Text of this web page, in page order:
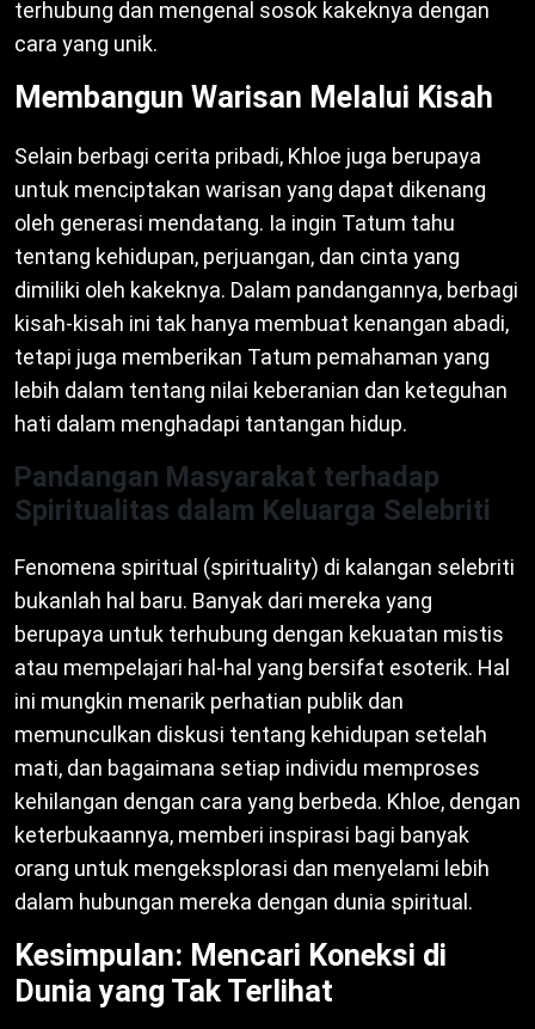
terhubung dan mengenal sosok kakeknya dengan
cara yang unik.
Membangun Warisan Melalui Kisah
Selain berbagi cerita pribadi, Khloe juga berupaya
untuk menciptakan warisan yang dapat dikenang
oleh generasi mendatang. Ia ingin Tatum tahu
tentang kehidupan, perjuangan, dan cinta yang
dimiliki oleh kakeknya. Dalam pandangannya, berbagi
kisah-kisah ini tak hanya membuat kenangan abadi,
tetapi juga memberikan Tatum pemahaman yang
lebih dalam tentang nilai keberanian dan keteguhan
hati dalam menghadapi tantangan hidup.
Pandangan Masyarakat terhadap
Spiritualitas dalam Keluarga Selebriti
Fenomena spiritual (spirituality) di kalangan selebriti
bukanlah hal baru. Banyak dari mereka yang
berupaya untuk terhubung dengan kekuatan mistis
atau mempelajari hal-hal yang bersifat esoterik. Hal
ini mungkin menarik perhatian publik dan
memunculkan diskusi tentang kehidupan setelah
mati, dan bagaimana setiap individu memproses
kehilangan dengan cara yang berbeda. Khloe, dengan
keterbukaannya, memberi inspirasi bagi banyak
orang untuk mengeksplorasi dan menyelami lebih
dalam hubungan mereka dengan dunia spiritual.
Kesimpulan: Mencari Koneksi di
Dunia yang Tak Terlihat